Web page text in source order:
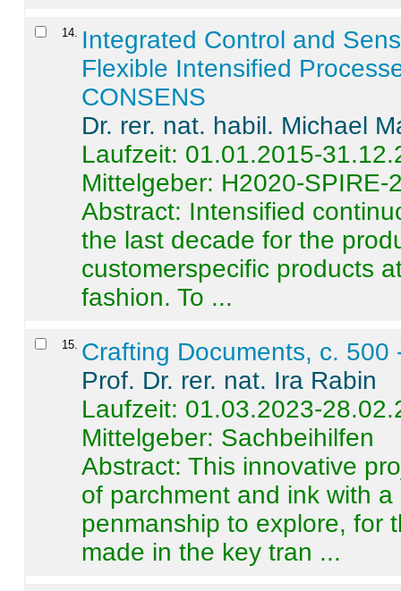
14
Integrated Control and
Flexible Intensified
CONSENS
Dr. rer. nat. habil. Michael
Laufzeit: 01.01.2015-
Mittelgeber: H2020-SPIRE-
Abstract: Intensified
the last decade for the
customerspecific products
fashion. To ...
15 Crafting Documents, c. 500
Prof. Dr. rer. nat. Ira Rabin
Laufzeit: 01.03.2023-
Mittelgeber: Sachbeihilfen
Abstract:This innovative
of parchment and ink with
penmanship to explore, for
made in the key tran ...